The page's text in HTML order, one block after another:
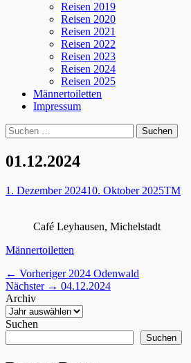
Reisen 2019
Reisen 2020
Reisen 2021
Reisen 2022
Reisen 2023
Reisen 2024
Reisen 2025
Männertoiletten
Impressum
Suchen
Suche
nach:
01.12.2024
Posted
1. Dezember 202410. Oktober 2025Autor
TM
Café Leyhausen, Michelstadt
Kategorien
Männertoiletten
Beitragsnavigation
← Vorheriger Vorheriger
Beitrag:
2024 Odenwald
Nächster → Nächster
04.12.2024
Archiv
Suchen
Suchen